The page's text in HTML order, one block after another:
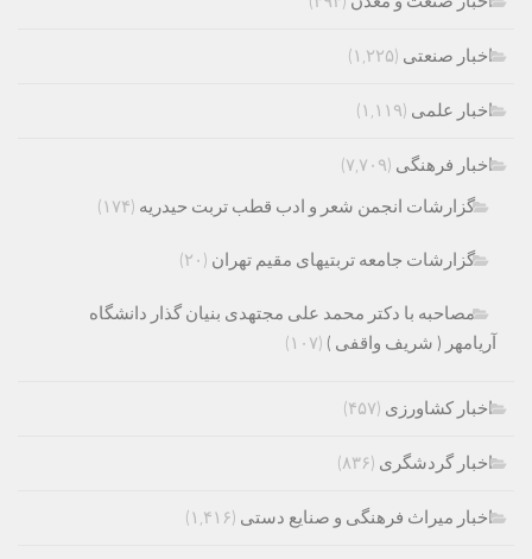
اخبار صنعتی (۱,۲۲۵)
اخبار علمی (۱,۱۱۹)
اخبار فرهنگی (۷,۷۰۹)
گزارشات انجمن شعر و ادب قطب تربت حیدریه (۱۷۴)
گزارشات جامعه تربتیهای مقیم تهران (۲۰)
مصاحبه با دکتر محمد علی مجتهدی بنیان گذار دانشگاه
آریامهر ( شریف واقفی ) (۱۰۷)
اخبار کشاورزی (۴۵۷)
اخبار گردشگری (۸۳۶)
اخبار میراث فرهنگی و صنایع دستی (۱,۴۱۶)